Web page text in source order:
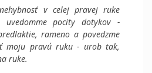
v celej pravej ruke
pocity dotykov ‑
rameno a povedzme
moju pravú ruku - urob tak,
ruke.